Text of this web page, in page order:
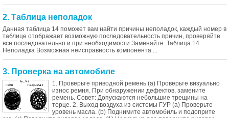
2. Таблица неполадок
Данная таблица 14 поможет вам найти причины неполадок, каждый номер в
таблице отображает возможную последовательность причин, проверяйте
все последовательно и при необходимости Заменяйте. Таблица 14.
Неполадка Возможная неисправность компонента ...
3. Проверка на автомобиле
1. Проверьте приводной ремень (а) Проверьте визуально
износ ремня. При обнаружении дефектов, замените
ремень. Совет: Допускаются небольшие трещины на
торце. 2. Выход воздуха из системы ГУР (a) Проверьте
уровень масла. (b) Поднимите автомобиль и подоприте